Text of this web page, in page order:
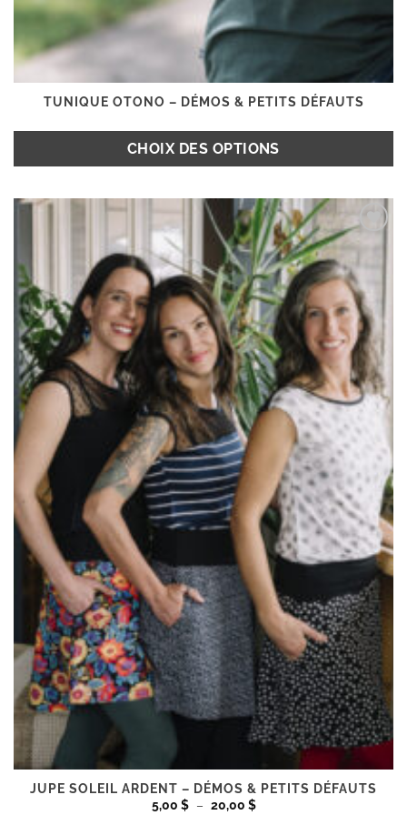
TUNIQUE OTONO – DÉMOS & PETITS DÉFAUTS
CHOIX DES OPTIONS
variations.
Les
options
peuvent
être
choisies
sur
la
page
produit
Ajouter
à la
JUPE SOLEIL ARDENT – DÉMOS & PETITS DÉFAUTS
5,00 $ – 20,00 $Plage